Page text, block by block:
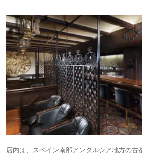
店内は、スペイン南部アンダルシア地方の古